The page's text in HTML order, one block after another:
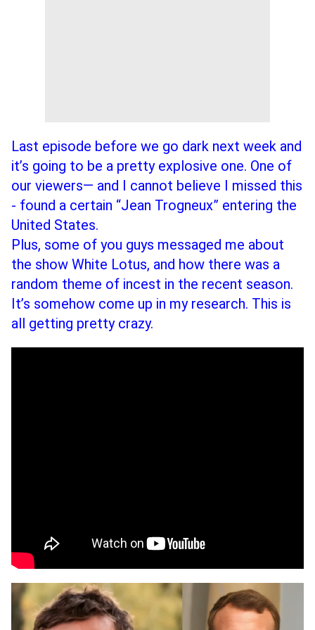
Last episode before we go dark next week and
it’s going to be a pretty explosive one. One of
our viewers— and I cannot believe I missed this
- found a certain “Jean Trogneux” entering the
United States.
Plus, some of you guys messaged me about
the show White Lotus, and how there was a
random theme of incest in the recent season.
It’s somehow come up in my research. This is
all getting pretty crazy.